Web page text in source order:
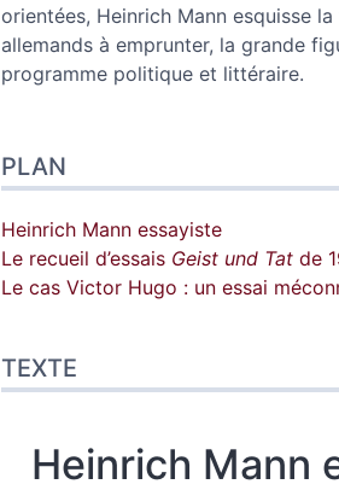
orientées, Heinrich Mann esquisse
allemands à emprunter, la grande
programme politique et littéraire.
PLAN
Heinrich Mann essayiste
Le recueil d’essais Geist und Tat de
Le cas Victor Hugo : un essai
TEXTE
Heinrich Mann